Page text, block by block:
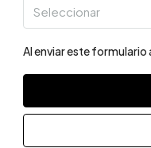
Seleccionar
Al enviar este